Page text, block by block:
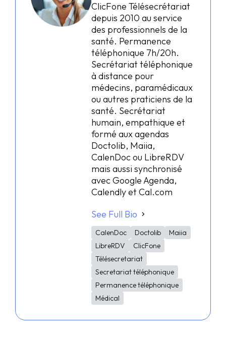
ClicFone Télésecrétariat
depuis 2010 au service
des professionnels de la
santé. Permanence
téléphonique 7h/20h.
Secrétariat téléphonique
à distance pour
médecins, paramédicaux
ou autres praticiens de la
santé. Secrétariat
humain, empathique et
formé aux agendas
Doctolib, Maiia,
CalenDoc ou LibreRDV
mais aussi synchronisé
avec Google Agenda,
Calendly et Cal.com
See Full Bio
CalenDoc Doctolib
Maiia
LibreRDV
ClicFone
Télésecretariat
Secretariat téléphonique
Permanence téléphonique
Médical